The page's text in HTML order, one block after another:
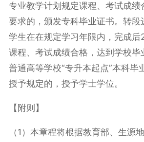
专业教学计划规定课程、考试成绩
要求的，颁发专科毕业证书。转段
学生在在规定学习年限内，完成后
课程、考试成绩合格，达到学校毕
普通高等学校“专升本起点”本科毕
授予规定的，授予学士学位。
【附则】
（1）本章程将根据教育部、生源